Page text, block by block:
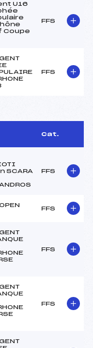
U16
Coupe
FFS
FFS
Cat.
SCARA
FFS
FFS
FFS
FFS